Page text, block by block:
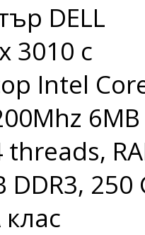
DELL
3010 с
Intel
threads,
DDR3, 250
клас